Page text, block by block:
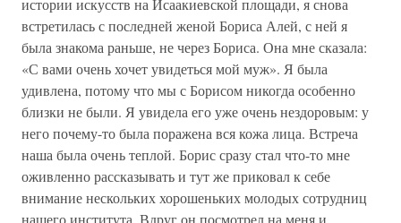
истории искусств на Исаакиевской площади, я снова
встретилась с последней женой Бориса Алей, с ней я
была знакома раньше, не через Бориса. Она мне сказала:
«С вами очень хочет увидеться мой муж». Я была
удивлена, потому что мы с Борисом никогда особенно
близки не были. Я увидела его уже очень нездоровым: у
него почему-то была поражена вся кожа лица. Встреча
наша была очень теплой. Борис сразу стал что-то мне
оживленно рассказывать и тут же приковал к себе
внимание нескольких хорошеньких молодых сотрудниц
нашего института. Вдруг он посмотрел на меня и